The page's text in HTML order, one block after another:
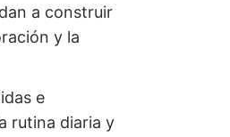
a construir
y la
e
rutina diaria y